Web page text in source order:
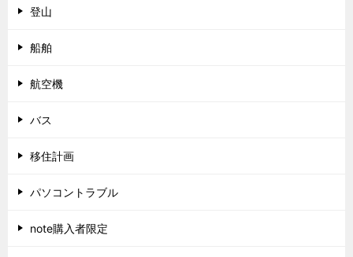
登山
船舶
航空機
バス
移住計画
パソコントラブル
note購入者限定